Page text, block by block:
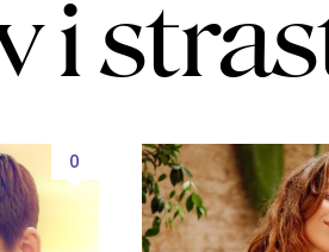
i
0